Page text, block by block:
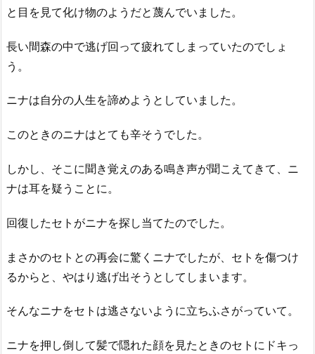
と目を見て化け物のようだと蔑んでいました。
長い間森の中で逃げ回って疲れてしまっていたのでしょ
う。
ニナは自分の人生を諦めようとしていました。
このときのニナはとても辛そうでした。
しかし、そこに聞き覚えのある鳴き声が聞こえてきて、ニ
ナは耳を疑うことに。
回復したセトがニナを探し当てたのでした。
まさかのセトとの再会に驚くニナでしたが、セトを傷つけ
るからと、やはり逃げ出そうとしてしまいます。
そんなニナをセトは逃さないように立ちふさがっていて。
ニナを押し倒して髪で隠れた顔を見たときのセトにドキっ